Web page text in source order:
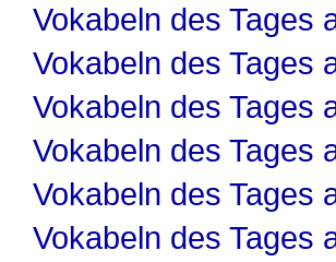
Vokabeln des Tages
Vokabeln des Tages
Vokabeln des Tages
Vokabeln des Tages
Vokabeln des Tages
Vokabeln des Tages